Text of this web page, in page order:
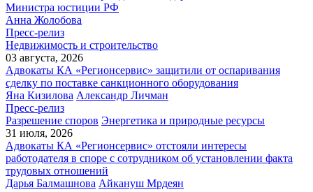
Министра юстиции РФ
Анна Жолобова
Пресс-релиз
Недвижимость и строительство
03 августа, 2026
Адвокаты КА «Регионсервис» защитили от оспаривания
сделку по поставке санкционного оборудования
Яна Кизилова Александр Личман
Пресс-релиз
Разрешение споров Энергетика и природные ресурсы
31 июля, 2026
Адвокаты КА «Регионсервис» отстояли интересы
работодателя в споре с сотрудником об установлении факта
трудовых отношений
Дарья Балмашнова Айкануш Мрдеян